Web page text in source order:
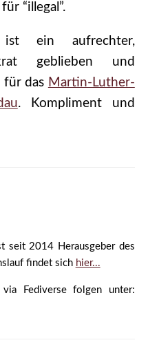
“illegal”.
ist ein aufrechter,
geblieben und
für das Martin-Luther-
. Kompliment und
seit 2014 Herausgeber des
findet sich hier...
Fediverse folgen unter: